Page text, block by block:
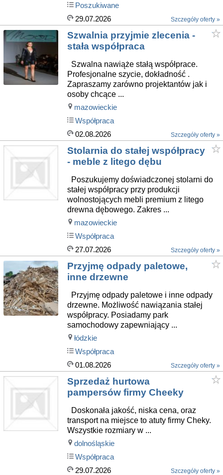
Poszukiwane
29.07.2026
Szczegóły oferty »
Szwalnia przyjmie zlecenia -
stała współpraca
Szwalna nawiąże stałą współprace.
Profesjonalne szycie, dokładność .
Zapraszamy zarówno projektantów jak i
osoby chcące ...
mazowieckie
Współpraca
02.08.2026
Szczegóły oferty »
Stolarnia do stałej współpracy
- meble z litego dębu
Poszukujemy doświadczonej stolarni do
stałej współpracy przy produkcji
wolnostojących mebli premium z litego
drewna dębowego. Zakres ...
mazowieckie
Współpraca
27.07.2026
Szczegóły oferty »
Przyjmę odpady paletowe,
inne drzewne
Przyjmę odpady paletowe i inne odpady
drzewne. Możliwość nawiązania stałej
współpracy. Posiadamy park
samochodowy zapewniający ...
łódzkie
Współpraca
01.08.2026
Szczegóły oferty »
Sprzedaż hurtowa
pampersów firmy Cheeky
Doskonała jakość, niska cena, oraz
transport na miejsce to atuty firmy Cheky.
Wszystkie rozmiary w ...
dolnośląskie
Współpraca
29.07.2026
Szczegóły oferty »